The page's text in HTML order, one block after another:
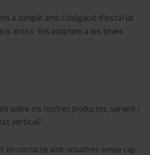
a complir amb l’obligació d’instal·lar
antics. Ens adaptem a les teves
sobre els nostres productes, serveis i
vertical?
en contacte amb nosaltres sense cap